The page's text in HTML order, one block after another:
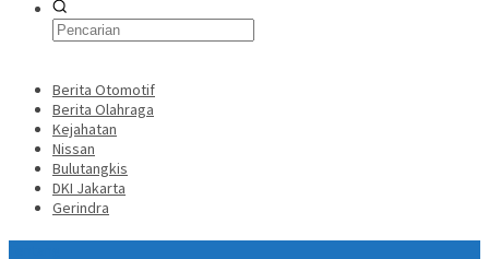
Berita Otomotif
Berita Olahraga
Kejahatan
Nissan
Bulutangkis
DKI Jakarta
Gerindra